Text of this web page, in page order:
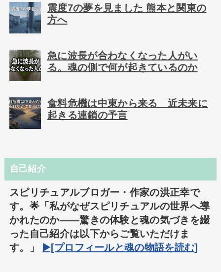
震度7の夢を見ました 熊本と関東の
方へ
急に波長が合わなくなった人がい
る。魂の側で何が起きているのか
食料危機は中東から来る 近未来に
起きる連鎖の予言
自己紹介
スピリチュアルブロガー・作家の洪正幸で
す。🌟「私がなぜスピリチュアルの世界へ導
かれたのか――驚きの体験と魂の気づきを綴
った自己紹介は以下からご覧いただけま
す。」
▶️[プロフィールと魂の物語を読む]